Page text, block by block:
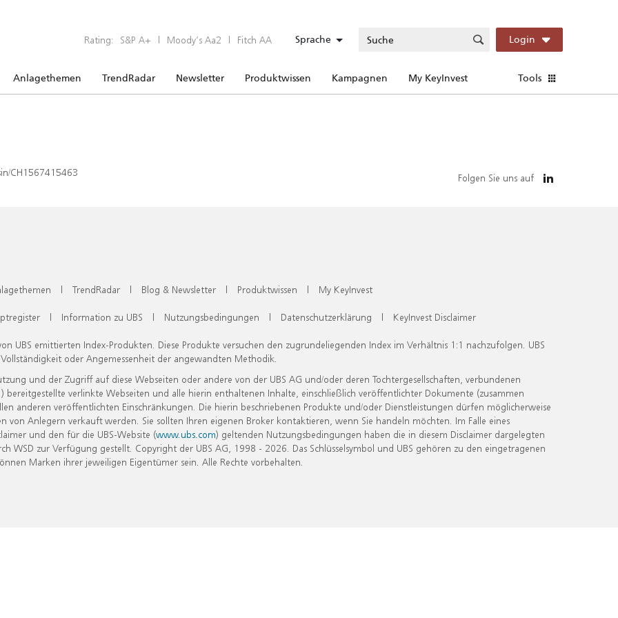
Rating: S&P A+ | Moody’s Aa2 | Fitch AA Sprache Login
Anlagethemen TrendRadar Newsletter Produktwissen Kampagnen My KeyInvest Tools
CH1567415463 Folgen Sie uns auf
| TrendRadar | Blog & Newsletter | Produktwissen | My KeyInvest
| Information zu UBS | Nutzungsbedingungen | Datenschutzerklärung | KeyInvest Disclaimer
UBS emittierten Index-Produkten. Diese Produkte versuchen den zugrundeliegenden Index im Verhältnis 1:1 nachzufolgen. UBS
oder Angemessenheit der angewandten Methodik.
und der Zugriff auf diese Webseiten oder andere von der UBS AG und/oder deren Tochtergesellschaften, verbundenen
verlinkte Webseiten und alle hierin enthaltenen Inhalte, einschließlich veröffentlichter Dokumente (zusammen
anderen veröffentlichten Einschränkungen. Die hierin beschriebenen Produkte und/oder Dienstleistungen dürfen möglicherweise
Anlegern verkauft werden. Sie sollten Ihren eigenen Broker kontaktieren, wenn Sie handeln möchten. Im Falle eines
und den für die UBS-Website (www.ubs.com) geltenden Nutzungsbedingungen haben die in diesem Disclaimer dargelegten
zur Verfügung gestellt. Copyright der UBS AG, 1998 - 2026. Das Schlüsselsymbol und UBS gehören zu den eingetragenen
Marken ihrer jeweiligen Eigentümer sein. Alle Rechte vorbehalten.